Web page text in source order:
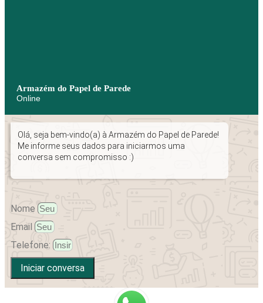
Armazém do Papel de Parede
Online
Olá, seja bem-vindo(a) à Armazém do Papel de Parede!
Me informe seus dados para iniciarmos uma
conversa sem compromisso :)
Nome
Email
Telefone:
Iniciar conversa